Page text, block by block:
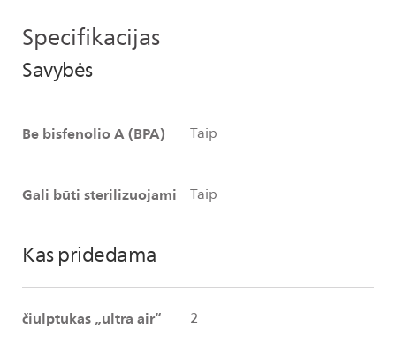
Specifikacijas
Savybės
Be bisfenolio A (BPA) Taip
Gali būti sterilizuojami Taip
Kas pridedama
čiulptukas „ultra air“ 2